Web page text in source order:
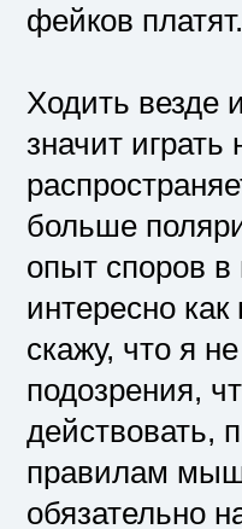
фейков платят.
Ходить везде
значит играть
больше
опыт споров
интересно
скажу, что я
подозрения,
действовать,
правилам
обязательно